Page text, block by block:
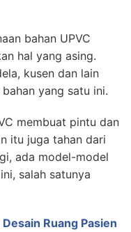
bahan UPVC
hal yang asing.
kusen dan lain
yang satu ini.
membuat pintu dan
itu juga tahan dari
ada model-model
salah satunya
Ruang Pasien